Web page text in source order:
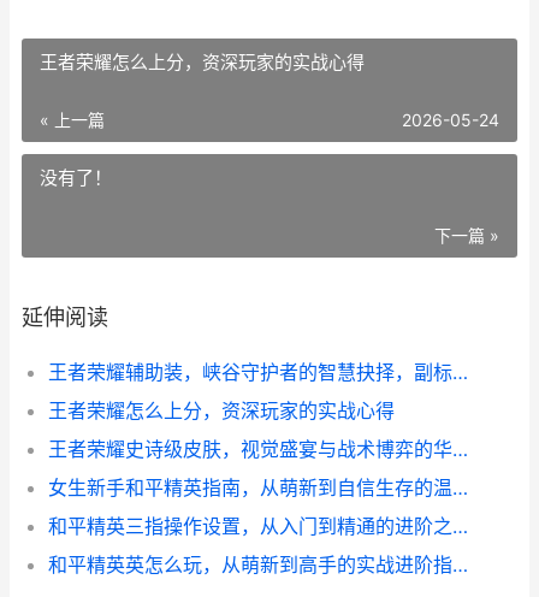
王者荣耀怎么上分，资深玩家的实战心得
« 上一篇 2026-05-24
没有了！
下一篇 »
延伸阅读
王者荣耀辅助装，峡谷守护者的智慧抉择，副标题，策略视野与团队升华的基石
王者荣耀怎么上分，资深玩家的实战心得
王者荣耀史诗级皮肤，视觉盛宴与战术博弈的华丽交响，副标题，光影交织的峡谷艺术与价值思辨
女生新手和平精英指南，从萌新到自信生存的温柔征程
和平精英三指操作设置，从入门到精通的进阶之路，副标题，突破二指瓶颈的实战密钥
和平精英英怎么玩，从萌新到高手的实战进阶指南副标题，百场锤炼吃鸡心得精讲